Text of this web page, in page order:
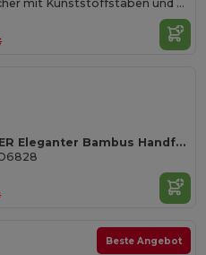
ALBERO Fächer mit Kunststoffstäben und Polyestergewebe
FANNY PAPER Eleganter Bambus Handfächer aus Papierstoff
Beste Angebot